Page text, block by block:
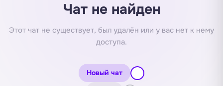
Чат не найден
Этот чат не существует, был удалён или у вас нет к нему
доступа.
Новый чат